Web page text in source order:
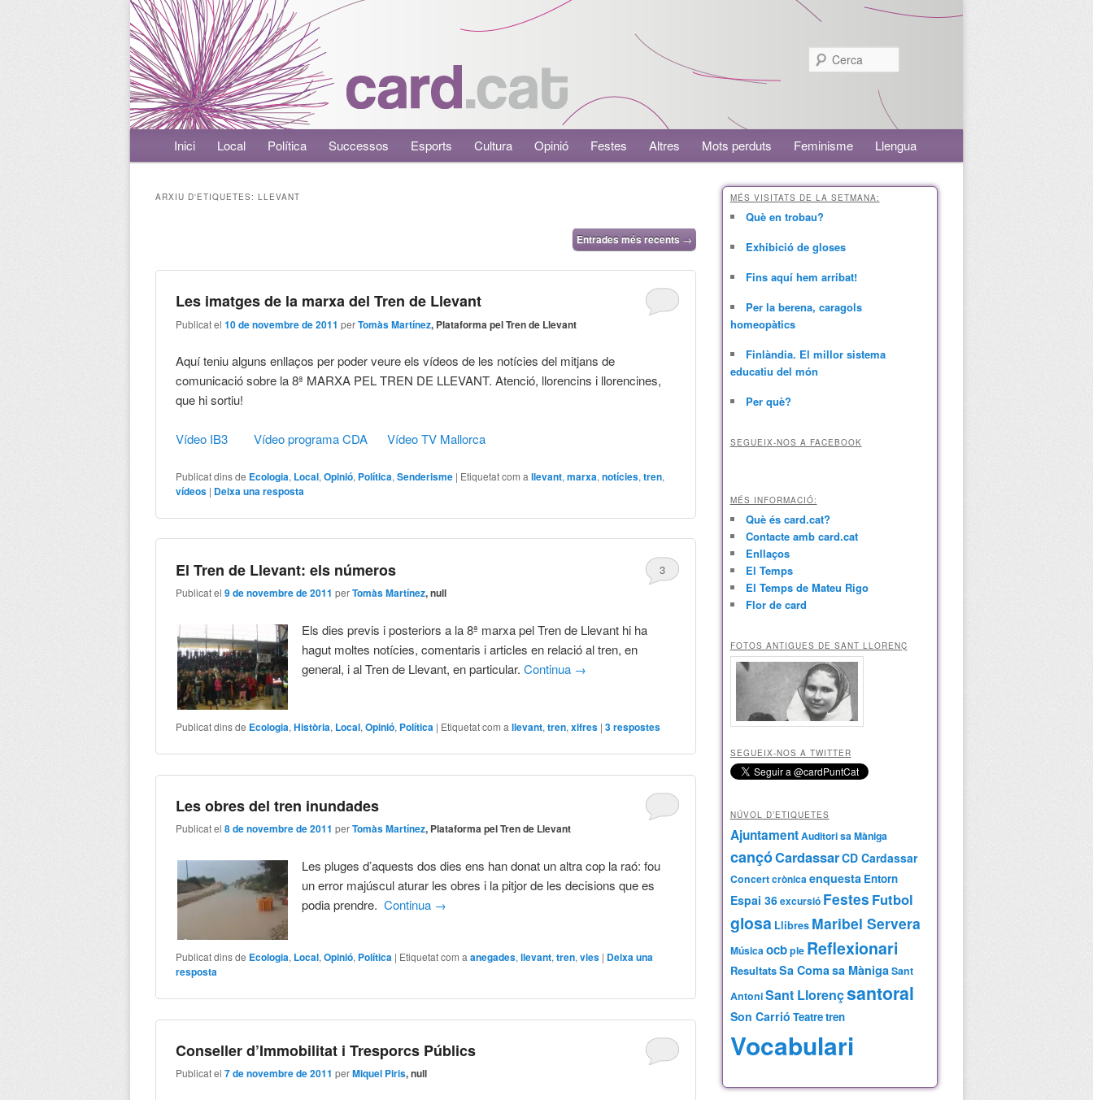
Menú principalAneu al contingut principal
Aneu al contingut secundari
Inici Local Política Successos Esports Cultura Opinió Festes Altres Mots perduts Feminisme Llengua
ARXIU D'ETIQUETES: LLEVANT
Entrades més recents →
Les imatges de la marxa del Tren de Llevant
Publicat el10 de novembre de 2011 perTomàs Martínez, Plataforma pel Tren de Llevant
Aquí teniu alguns enllaços per poder veure els vídeos de les notícies del mitjans de
comunicació sobre la 8ª MARXA PEL TREN DE LLEVANT. Atenció, llorencins i llorencines,
que hi sortiu!
Vídeo IB3 Vídeo programa CDA Vídeo TV Mallorca
Publicat dins de Ecologia, Local,Opinió, Política,Senderisme | Etiquetat com a llevant,marxa,notícies,tren,
vídeos | Deixa una resposta
El Tren de Llevant: els números
Publicat el9 de novembre de 2011 perTomàs Martínez, null
3
Els dies previs i posteriors a la 8ª marxa pel Tren de Llevant hi ha
hagut moltes notícies, comentaris i articles en relació al tren, en
general, i al Tren de Llevant, en particular.Continua →
Publicat dins de Ecologia,Història, Local,Opinió, Política | Etiquetat com a llevant,tren,xifres |3respostes
Les obres del tren inundades
Publicat el8 de novembre de 2011 perTomàs Martínez, Plataforma pel Tren de Llevant
Les pluges d’aquests dos dies ens han donat un altra cop la raó: fou
un error majúscul aturar les obres i la pitjor de les decisions que es
podia prendre.Continua →
Publicat dins de Ecologia, Local,Opinió, Política | Etiquetat com a anegades,llevant,tren,vies | Deixa una
resposta
Conseller d’Immobilitat i Tresporcs Públics
Publicat el7 de novembre de 2011 perMiquel Piris, null
MÉS VISITATS DE LA SETMANA:
Què en trobau?
Exhibició de gloses
Fins aquí hem arribat!
Per la berena, caragols
homeopàtics
Finlàndia. El millor sistema
educatiu del món
Per què?
SEGUEIX-NOS A FACEBOOK
MÉS INFORMACIÓ:
Què és card.cat?
Contacte amb card.cat
Enllaços
El Temps
El Temps de Mateu Rigo
Flor de card
FOTOS ANTIGUES DE SANT LLORENÇ
SEGUEIX-NOS A TWITTER
NÚVOL D’ETIQUETES
AjuntamentAuditori sa Màniga
cançóCardassarCD Cardassar
Concertcrònicaenquesta Entorn
Espai 36excursió Festes Futbol
glosa Llibres Maribel Servera
Músicaocbple Reflexionari
ResultatsSa Comasa MànigaSant
AntoniSant Llorençsantoral
Son Carrió Teatretren
Vocabulari